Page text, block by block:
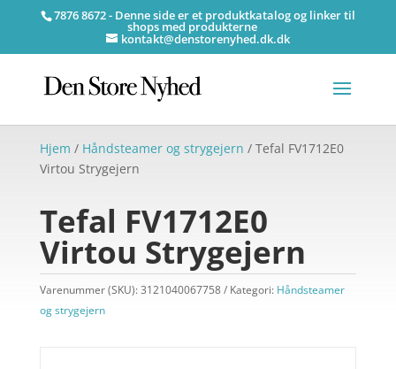
7876 8672 - Denne side er et produktkatalog og linker til
shops med produkterne
kontakt@denstorenyhed.dk.dk
Hjem / Håndsteamer og strygejern / Tefal FV1712E0
Virtou Strygejern
Tefal FV1712E0
Virtou Strygejern
Varenummer (SKU):3121040067758 Kategori: Håndsteamer
og strygejern